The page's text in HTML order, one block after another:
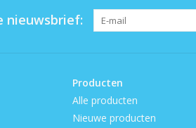
nieuwsbrief:
Producten
Alle producten
Nieuwe producten